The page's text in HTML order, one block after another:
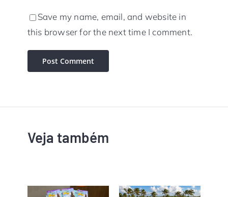
Save my name, email, and website in
this browser for the next time I comment.
Veja também